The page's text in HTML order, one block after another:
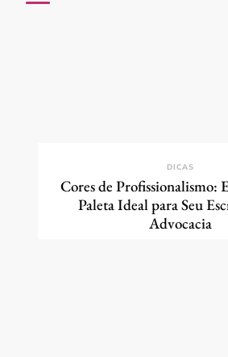
DICAS
Cores de Profissionalismo:
Paleta Ideal para Seu
Advocacia